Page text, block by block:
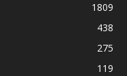
1809
438
275
119